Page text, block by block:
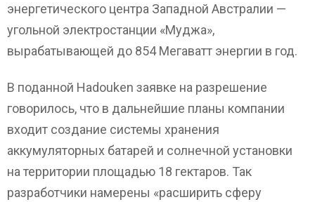
энергетического центра Западной Австралии —
угольной электростанции «Муджа»,
вырабатывающей до 854 Мегаватт энергии в год.
В поданной Hadouken заявке на разрешение
говорилось, что в дальнейшие планы компании
входит создание системы хранения
аккумуляторных батарей и солнечной установки
на территории площадью 18 гектаров. Так
разработчики намерены «расширить сферу